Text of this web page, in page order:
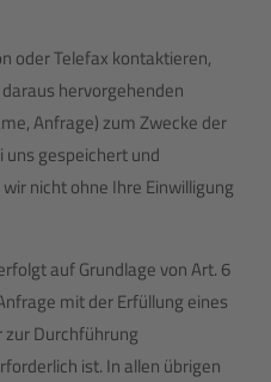
oder Telefax kontaktieren,
hervorgehenden
Anfrage) zum Zwecke der
gespeichert und
nicht ohne Ihre Einwilligung
auf Grundlage von Art. 6
mit der Erfüllung eines
Durchführung
ist. In allen übrigen